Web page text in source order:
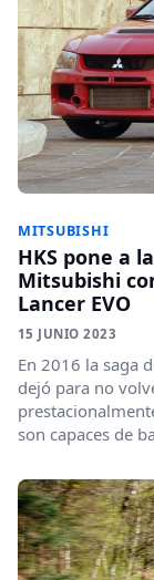
MITSUBISHI
HKS pone a
Mitsubishi
Lancer EVO
15 JUNIO 2023
En 2016 la saga
dejó para no
son capaces de